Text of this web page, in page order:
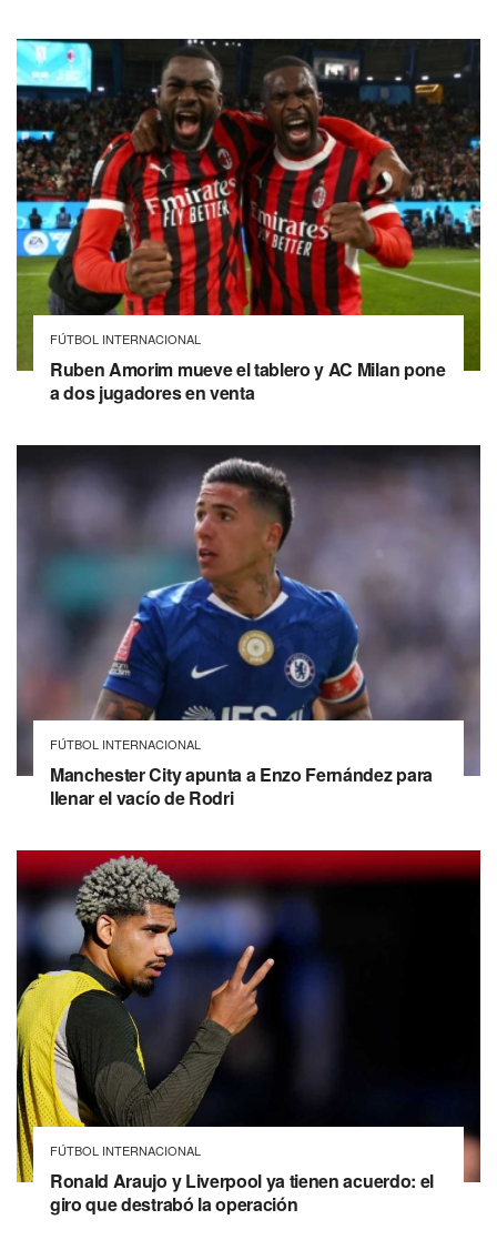
FÚTBOL INTERNACIONAL
Ruben Amorim mueve el tablero y AC Milan pone
a dos jugadores en venta
FÚTBOL INTERNACIONAL
Manchester City apunta a Enzo Fernández para
llenar el vacío de Rodri
FÚTBOL INTERNACIONAL
Ronald Araujo y Liverpool ya tienen acuerdo: el
giro que destrabó la operación